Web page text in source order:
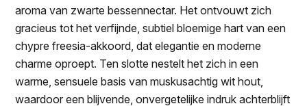
aroma van zwarte bessennectar. Het ontvouwt zich
gracieus tot het verfijnde, subtiel bloemige hart van een
chypre freesia-akkoord, dat elegantie en moderne
charme oproept. Ten slotte nestelt het zich in een
warme, sensuele basis van muskusachtig wit hout,
waardoor een blijvende, onvergetelijke indruk achterblijft